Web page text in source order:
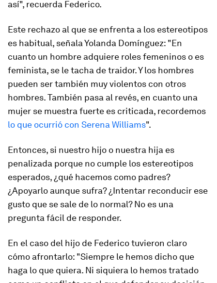
así", recuerda Federico.
Este rechazo al que se enfrenta a los estereotipos
es habitual, señala Yolanda Domínguez: "En
cuanto un hombre adquiere roles femeninos o es
feminista, se le tacha de traidor. Y los hombres
pueden ser también muy violentos con otros
hombres. También pasa al revés, en cuanto una
mujer se muestra fuerte es criticada, recordemos
lo que ocurrió con Serena Williams".
Entonces, si nuestro hijo o nuestra hija es
penalizada porque no cumple los estereotipos
esperados, ¿qué hacemos como padres?
¿Apoyarlo aunque sufra? ¿Intentar reconducir ese
gusto que se sale de lo normal? No es una
pregunta fácil de responder.
En el caso del hijo de Federico tuvieron claro
cómo afrontarlo: "Siempre le hemos dicho que
haga lo que quiera. Ni siquiera lo hemos tratado